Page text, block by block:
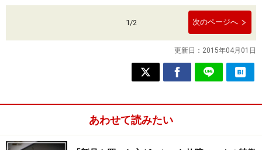
1/2 次のページへ
更新日： 2015年04月01日
あわせて読みたい